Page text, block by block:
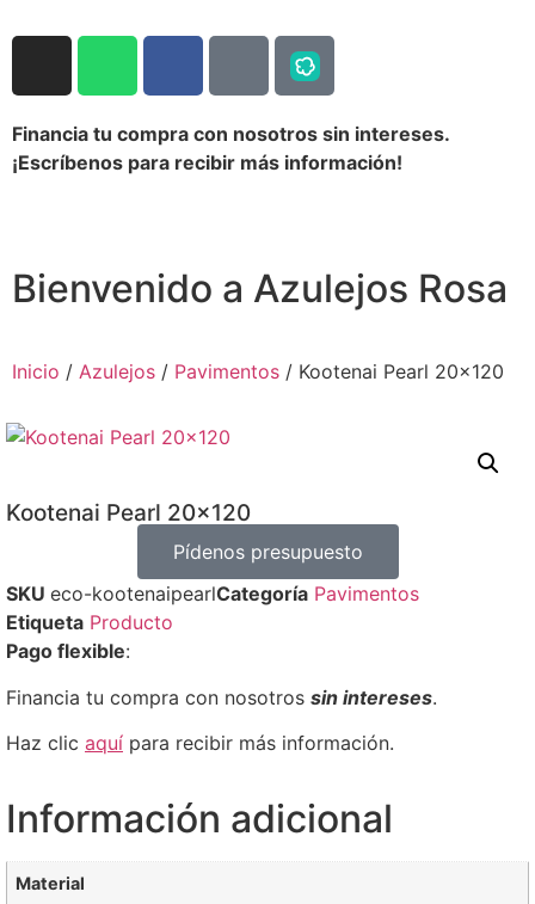
Financia tu compra con nosotros sin intereses.
¡Escríbenos para recibir más información!
Bienvenido a Azulejos Rosa
Inicio / Azulejos / Pavimentos / Kootenai Pearl 20×120
Kootenai Pearl 20×120
Pídenos presupuesto
SKU eco-kootenaipearlCategoría Pavimentos
Etiqueta Producto
Pago flexible:
Financia tu compra con nosotros sin intereses.
Haz clic aquí para recibir más información.
Información adicional
Material